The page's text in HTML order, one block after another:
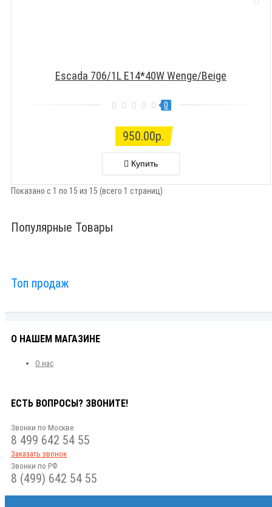
Escada 706/1L E14*40W Wenge/Beige
0
950.00р.
Купить
Показано с 1 по 15 из 15 (всего 1 страниц)
Популярные Товары
Топ продаж
О НАШЕМ МАГАЗИНЕ
О нас
ЕСТЬ ВОПРОСЫ? ЗВОНИТЕ!
Звонки по Москве
8 499 642 54 55
Заказать звонок
Звонки по РФ
8 (499) 642 54 55